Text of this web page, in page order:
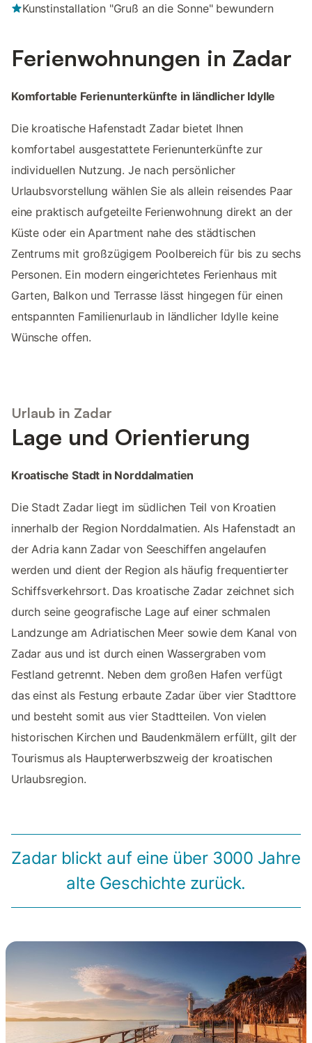
Kunstinstallation "Gruß an die Sonne" bewundern
Ferienwohnungen in Zadar
Komfortable Ferienunterkünfte in ländlicher Idylle
Die kroatische Hafenstadt Zadar bietet Ihnen
komfortabel ausgestattete Ferienunterkünfte zur
individuellen Nutzung. Je nach persönlicher
Urlaubsvorstellung wählen Sie als allein reisendes Paar
eine praktisch aufgeteilte Ferienwohnung direkt an der
Küste oder ein Apartment nahe des städtischen
Zentrums mit großzügigem Poolbereich für bis zu sechs
Personen. Ein modern eingerichtetes Ferienhaus mit
Garten, Balkon und Terrasse lässt hingegen für einen
entspannten Familienurlaub in ländlicher Idylle keine
Wünsche offen.
Urlaub in Zadar
Lage und Orientierung
Kroatische Stadt in Norddalmatien
Die Stadt Zadar liegt im südlichen Teil von Kroatien
innerhalb der Region Norddalmatien. Als Hafenstadt an
der Adria kann Zadar von Seeschiffen angelaufen
werden und dient der Region als häufig frequentierter
Schiffsverkehrsort. Das kroatische Zadar zeichnet sich
durch seine geografische Lage auf einer schmalen
Landzunge am Adriatischen Meer sowie dem Kanal von
Zadar aus und ist durch einen Wassergraben vom
Festland getrennt. Neben dem großen Hafen verfügt
das einst als Festung erbaute Zadar über vier Stadttore
und besteht somit aus vier Stadtteilen. Von vielen
historischen Kirchen und Baudenkmälern erfüllt, gilt der
Tourismus als Haupterwerbszweig der kroatischen
Urlaubsregion.
Zadar blickt auf eine über 3000 Jahre
alte Geschichte zurück.